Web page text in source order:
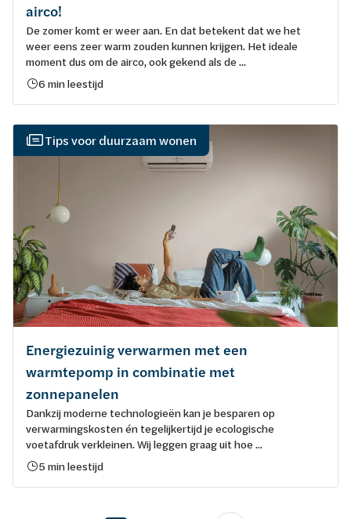
airco!
De zomer komt er weer aan. En dat betekent dat we het
weer eens zeer warm zouden kunnen krijgen. Het ideale
moment dus om de airco, ook gekend als de ...
6 min leestijd
Tips voor duurzaam wonen
Energiezuinig verwarmen met een
warmtepomp in combinatie met
zonnepanelen
Dankzij moderne technologieën kan je besparen op
verwarmingskosten én tegelijkertijd je ecologische
voetafdruk verkleinen. Wij leggen graag uit hoe ...
5 min leestijd